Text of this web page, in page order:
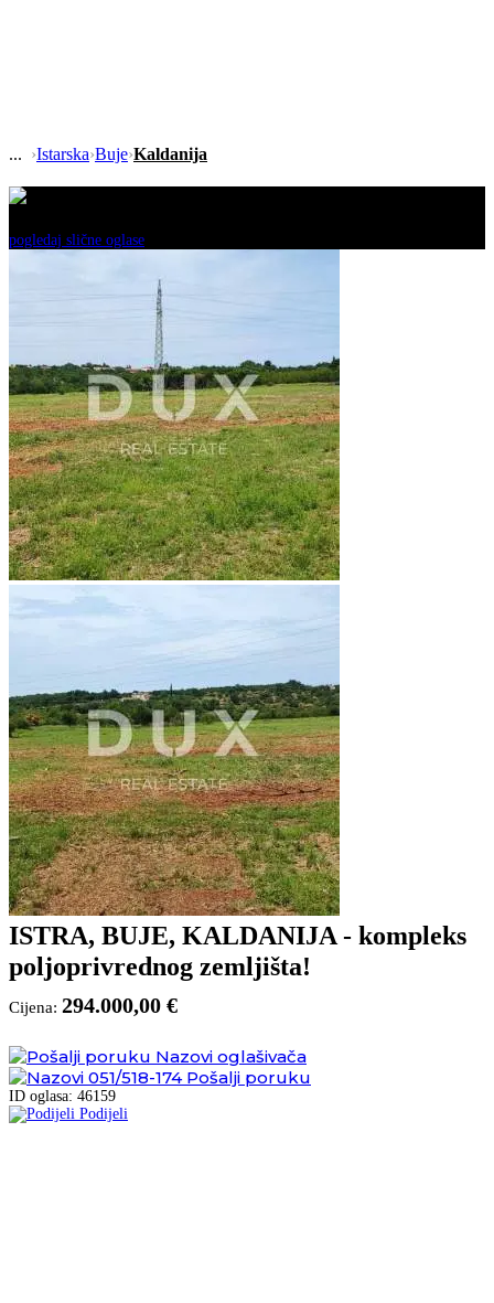
›Istarska›Buje›Kaldanija
pogledaj slične oglase
ISTRA, BUJE, KALDANIJA - kompleks
poljoprivrednog zemljišta!
Cijena: 294.000,00 €
Nazovi oglašivača
051/518-174 Pošalji poruku
ID oglasa: 46159
Podijeli